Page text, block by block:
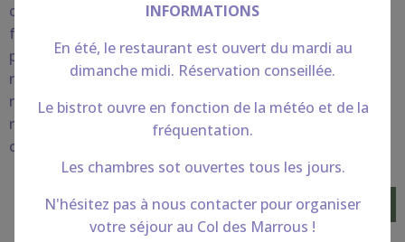
ou vos collègues pour des réunions, séminaires ou
formations. Notre équipe vous accueille pour des
prestations à la carte (petit déjeuner, pot d'accueil,
repas, pause gourmande, nuitée...) Suivant les dates
nous pouvons également privatiser la véranda du
restaurant pour accueillir jusqu'à 35 personnes. Nous
contacter.
Demande de devis
INFORMATIONS
En été, le restaurant est ouvert du mardi au
dimanche midi. Réservation conseillée.
Le bistrot ouvre en fonction de la météo et de la
fréquentation.
Les chambres sot ouvertes tous les jours.
N'hésitez pas à nous contacter pour organiser
votre séjour au Col des Marrous !